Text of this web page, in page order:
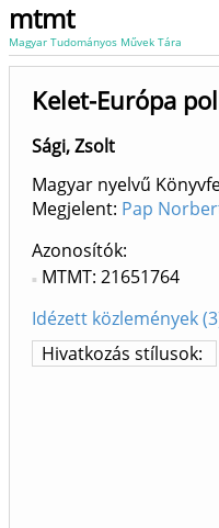
mtmt
Magyar Tudományos Művek Tára
Kelet-Európa
Sági, Zsolt
Magyar nyelvű
Megjelent: Pap
Azonosítók
MTMT: 21651764
Idézett közlemények
Hivatkozás stílusok: